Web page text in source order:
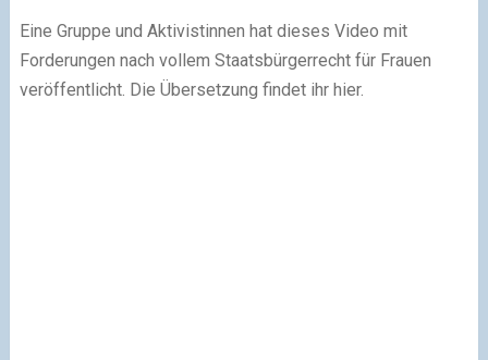
Eine Gruppe und Aktivistinnen hat dieses Video mit
Forderungen nach vollem Staatsbürgerrecht für Frauen
veröffentlicht. Die Übersetzung findet ihr hier.